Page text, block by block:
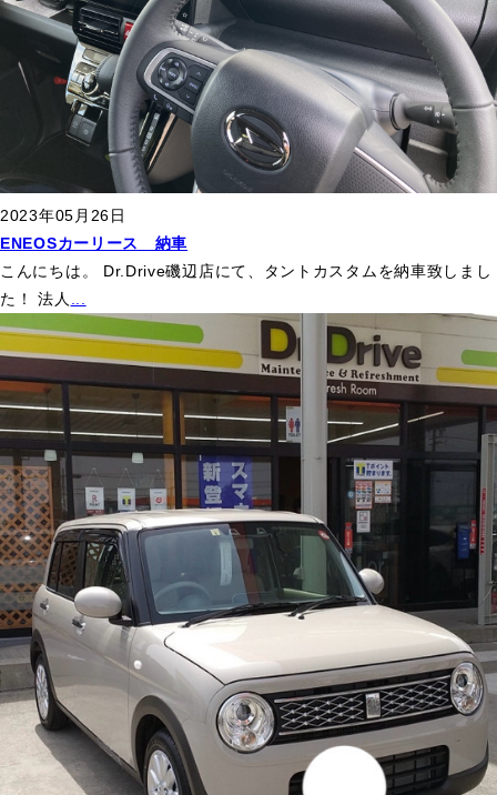
2023年05月26日
ENEOSカーリース 納車
こんにちは。 Dr.Drive磯辺店にて、タントカスタムを納車致しまし
た！ 法人